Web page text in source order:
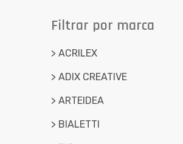
> Vidrio vasos
Filtrar por marca
> ACRILEX
> ADIX CREATIVE
> ARTEIDEA
> BIALETTI